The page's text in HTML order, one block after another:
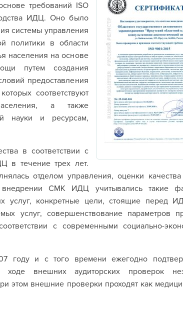
требований ISO
ИДЦ. Оно было
системы управления
политики в области
населения на основе
путем создания
предоставления
соответствуют
а также
науки и ресурсам,
в соответствии с
в течение трех лет.
отделом управления, оценки
СМК ИДЦ учитывались такие
услуг, конкретные цели, стоящие перед
услуг, совершенствование параметров
с современными социально-
году и с того времени ежегодно
ходе внешних аудиторских проверок
этом внешние проверки проходят как